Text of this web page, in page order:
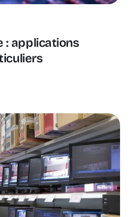
: applications